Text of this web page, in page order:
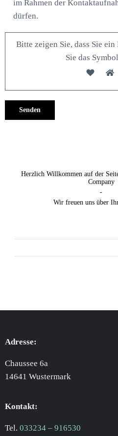
im Rahmen der
dürfen.
Bitte zeigen Sie, dass Sie
Sie das Symbol
Herzlich Willkommen auf der
Company
-
Wir freuen uns über
Adresse:
Chaussee 6a
14641 Wustermark
Kontakt:
Tel. 033234 – 916530